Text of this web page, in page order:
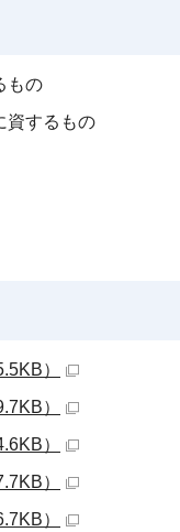
もの
資するもの
）
）
）
）
）